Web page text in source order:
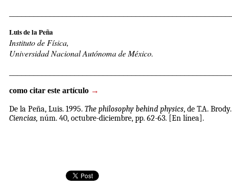
Luis de la Peña
Instituto de Física,
Universidad Nacional Autónoma de México.
como citar este artículo →
De la Peña, Luis. 1995. The philosophy behind physics, de T.A. Brody.
Ciencias, núm. 40, octubre-diciembre, pp. 62-63. [En línea].